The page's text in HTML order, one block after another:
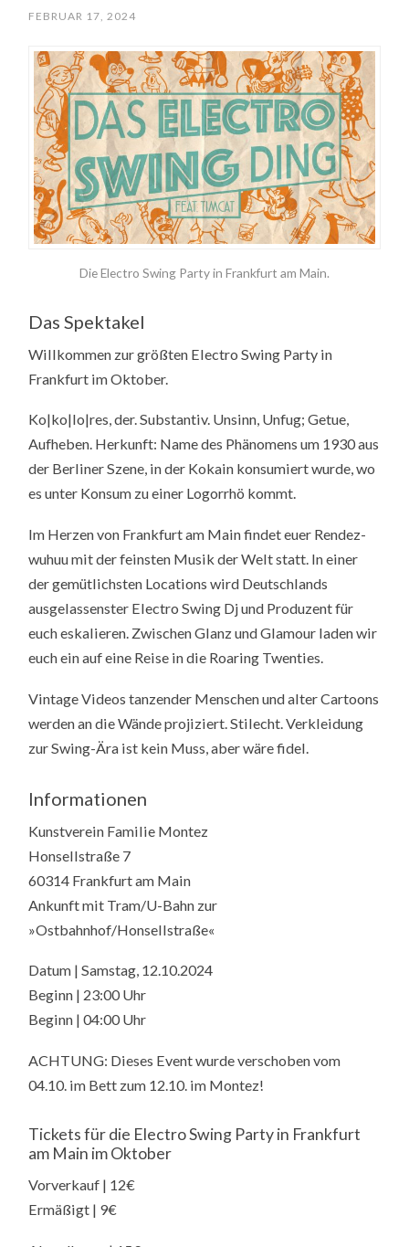
FEBRUAR 17, 2024
Die Electro Swing Party in Frankfurt am Main.
Das Spektakel
Willkommen zur größten Electro Swing Party in
Frankfurt im Oktober.
Ko|ko|lo|res, der. Substantiv. Unsinn, Unfug; Getue,
Aufheben. Herkunft: Namedes Phänomens um 1930 aus
der Berliner Szene, in der Kokain konsumiert wurde, wo
es unter Konsum zu einer Logorrhö kommt.
Im Herzen von Frankfurt am Main findet euer Rendez-
wuhuu mit der feinsten Musik der Welt statt. In einer
der gemütlichsten Locations wird Deutschlands
ausgelassenster Electro Swing Dj und Produzent für
euch eskalieren. Zwischen Glanz und Glamour laden wir
euch ein auf eine Reise in die Roaring Twenties.
Vintage Videos tanzender Menschen und alter Cartoons
werden an die Wände projiziert. Stilecht. Verkleidung
zur Swing-Ära ist kein Muss, aber wäre fidel.
Informationen
Kunstverein Familie Montez
Honsellstraße 7
60314 Frankfurt am Main
Ankunft mit Tram/U-Bahn zur
»Ostbahnhof/Honsellstraße«
Datum | Samstag, 12.10.2024
Beginn | 23:00 Uhr
Beginn | 04:00 Uhr
ACHTUNG: Dieses Event wurde verschoben vom
04.10. im Bett zum 12.10. im Montez!
Tickets für die Electro Swing Party in Frankfurt
am Main im Oktober
Vorverkauf | 12€
Ermäßigt | 9€